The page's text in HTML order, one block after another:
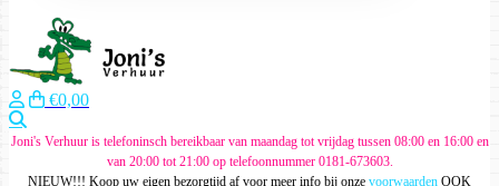
€0,00
Joni's Verhuur is telefoninsch bereikbaar van maandag tot vrijdag tussen 08:00 en 16:00 en
van 20:00 tot 21:00 op telefoonnummer 0181-673603.
NIEUW!!! Koop uw eigen bezorgtijd af voor meer info bij onze voorwaarden OOK